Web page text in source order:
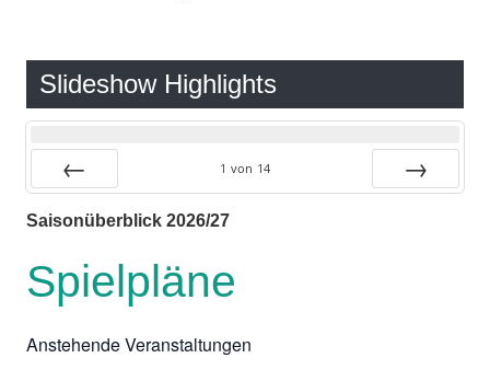
Slideshow Highlights
1 von 14
Saisonüberblick 2026/27
Spielpläne
Anstehende Veranstaltungen